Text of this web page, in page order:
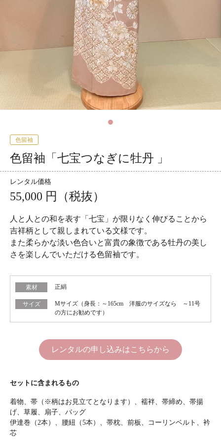
色留袖
色留袖「七宝つなぎに牡丹 」
レンタル価格
55,000 円（税抜）
人と人との和を表す「七宝」が限りなく伸びることから
吉祥柄として親しまれている文様です。
また柔らかな淡い色合いと富貴の象徴である牡丹の美し
さを楽しんでいただける色留袖です。
素材 正絹
サイズ
Mサイズ（身長：～165cm 洋服のサイズなら ～11号
の方にお勧めです）
レンタルの申し込みはこちらから
セットに含まれるもの
着物、帯（※柄はお見立てとなります）、襦袢、帯締め、帯揚
げ、草履、扇子、バッグ
伊達巻（2本）、腰紐（5本）、帯枕、前板、コーリンベルト、衿
芯